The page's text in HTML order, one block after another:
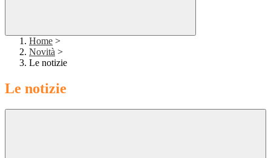
Home >
Novità >
Le notizie
Le notizie